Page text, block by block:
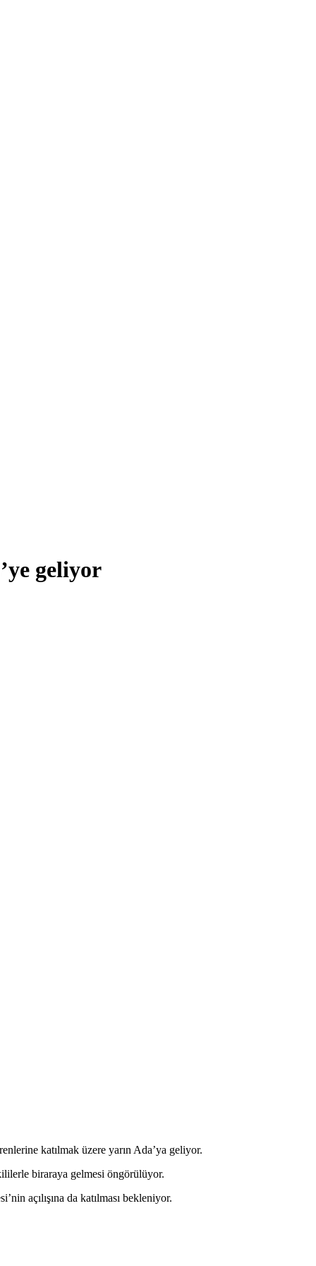
geliyor
katılmak üzere yarın Ada’ya geliyor.
biraraya gelmesi öngörülüyor.
açılışına da katılması bekleniyor.